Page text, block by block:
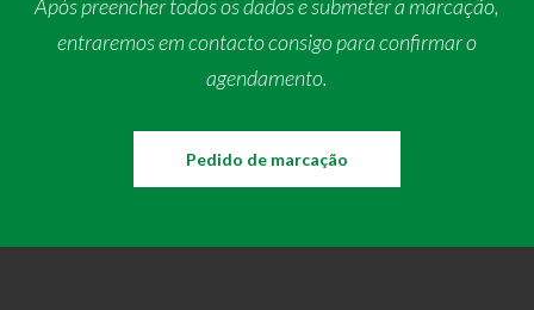
Após preencher todos os dados e submeter a marcação,
entraremos em contacto consigo para confirmar o
agendamento.
Pedido de marcação